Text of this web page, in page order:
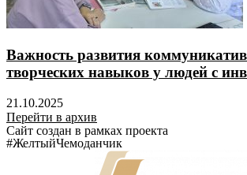
Важность развития
творческих навыков у людей с
21.10.2025
Перейти в архив
Сайт создан в рамках проекта
#ЖелтыйЧемоданчик